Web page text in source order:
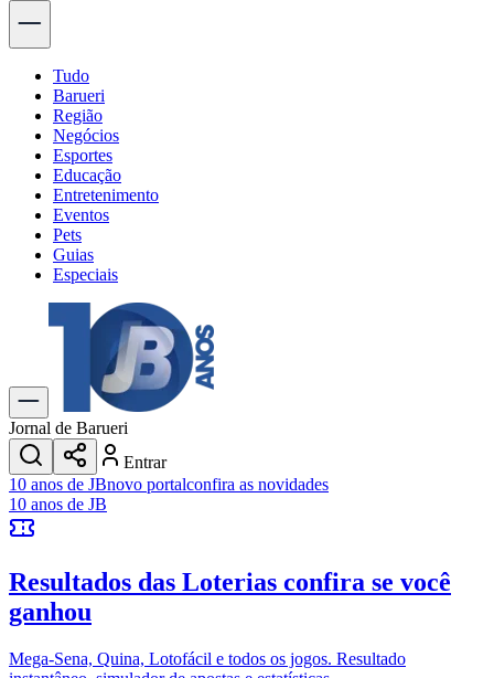
Tudo
Barueri
Região
Negócios
Esportes
Educação
Entretenimento
Eventos
Pets
Guias
Especiais
Explore Tudo
Últimas Notícias
Previsão do Tempo
Trânsito e Rotas
Dia a Dia & Lazer
Transportes
Gastronomia
Cinema & Shows
JogosNovo
Anuncie no Portal
Cadastrar Empresa
Divulgar Vagas
Jornal de Barueri
Entrar
10 anos de JBnovo portalconfira as novidades
10 anos de JB
Resultados das Loterias confira se você
ganhou
Mega-Sena, Quina, Lotofácil e todos os jogos. Resultado